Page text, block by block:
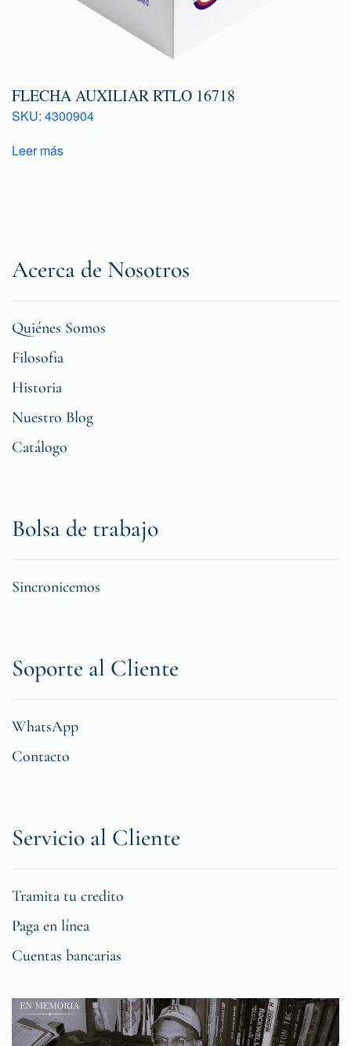
FLECHA AUXILIAR RTLO 16718
SKU: 4300904
Leer más
Acerca de Nosotros
Quiénes Somos
Filosofia
Historia
Nuestro Blog
Catálogo
Bolsa de trabajo
Sincronicemos
Soporte al Cliente
WhatsApp
Contacto
Servicio al Cliente
Tramita tu credito
Paga en línea
Cuentas bancarias